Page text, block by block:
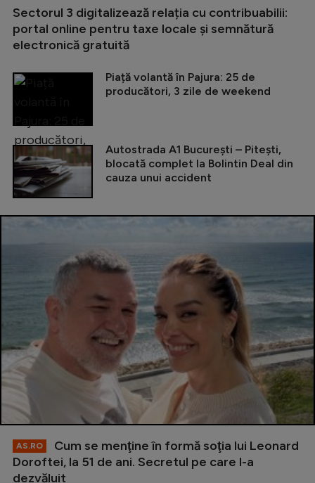
Sectorul 3 digitalizează relația cu contribuabilii:
portal online pentru taxe locale și semnătură
electronică gratuită
Piață volantă în Pajura: 25 de
producători, 3 zile de weekend
Autostrada A1 București – Pitești,
blocată complet la Bolintin Deal din
cauza unui accident
AS.RO
Cum se menţine în formă soţia lui Leonard
Doroftei, la 51 de ani. Secretul pe care l-a
dezvăluit